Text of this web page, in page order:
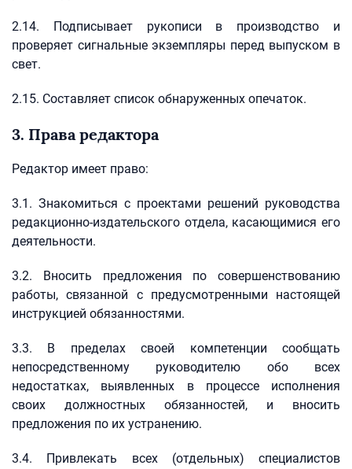
2.14. Подписывает рукописи в производство и
проверяет сигнальные экземпляры перед выпуском в
свет.
2.15. Составляет список обнаруженных опечаток.
3. Права редактора
Редактор имеет право:
3.1. Знакомиться с проектами решений руководства
редакционно-издательского отдела, касающимися его
деятельности.
3.2. Вносить предложения по совершенствованию
работы, связанной с предусмотренными настоящей
инструкцией обязанностями.
3.3. В пределах своей компетенции сообщать
непосредственному руководителю обо всех
недостатках, выявленных в процессе исполнения
своих должностных обязанностей, и вносить
предложения по их устранению.
3.4. Привлекать всех (отдельных) специалистов